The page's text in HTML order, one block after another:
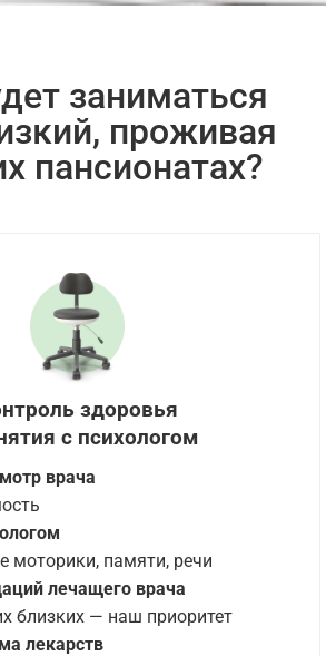
заниматься
проживая
пансионатах?
здоровья
с психологом
врача
моторики, памяти, речи
лечащего врача
близких — наш приоритет
лекарств